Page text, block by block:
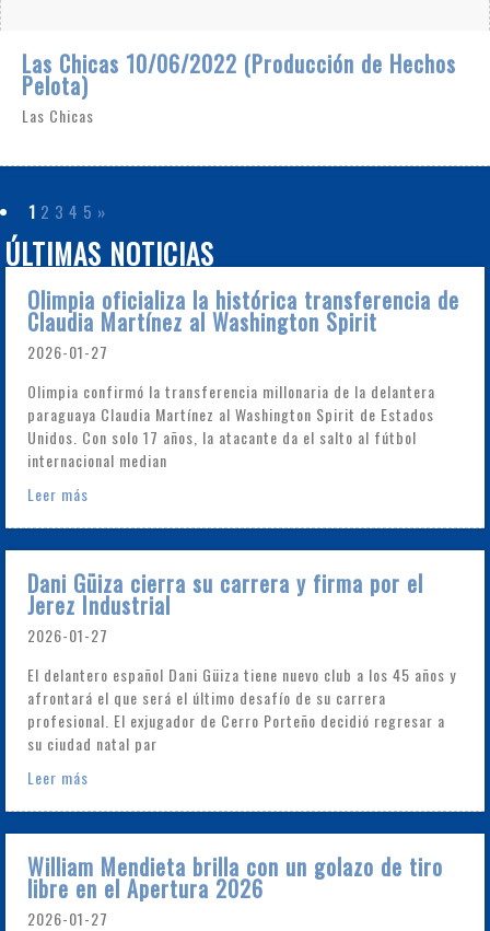
Las Chicas 10/06/2022 (Producción de Hechos
Pelota)
Las Chicas
1 2 3 4 5 »
ÚLTIMAS NOTICIAS
Olimpia oficializa la histórica transferencia de
Claudia Martínez al Washington Spirit
2026-01-27
Olimpia confirmó la transferencia millonaria de la delantera
paraguaya Claudia Martínez al Washington Spirit de Estados
Unidos. Con solo 17 años, la atacante da el salto al fútbol
internacional median
Leer más
Dani Güiza cierra su carrera y firma por el
Jerez Industrial
2026-01-27
El delantero español Dani Güiza tiene nuevo club a los 45 años y
afrontará el que será el último desafío de su carrera
profesional. El exjugador de Cerro Porteño decidió regresar a
su ciudad natal par
Leer más
William Mendieta brilla con un golazo de tiro
libre en el Apertura 2026
2026-01-27